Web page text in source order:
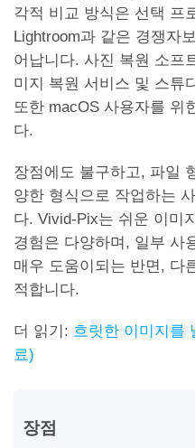
각적 비교 방식은 선택 프
Lightroom과 같은 경쟁자
어납니다. 사진 복원 소프
미지 복원 서비스 및 스튜
또한 macOS 사용자를 위
다.
장점에도 불구하고, 파일
양한 형식으로 작업하는
다. Vivid-Pix는 쉬운 이미
경험은 다양하며, 일부 사
매우 도움이되는 반면, 다
적합니다.
더 읽기: 흐릿한 이미지를
료)
장점